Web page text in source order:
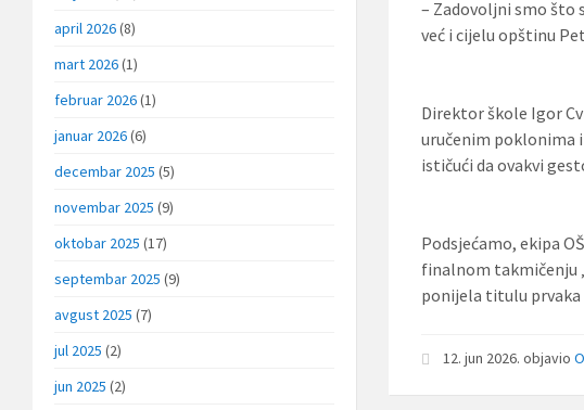
– Zadovoljni smo što
već i cijelu opštinu
Direktor škole Igor
uručenim poklonima
ističući da ovakvi
Podsjećamo, ekipa
finalnom takmičenju
ponijela titulu prvaka
12. jun 2026.objavio
april 2026(8)
mart 2026(1)
februar 2026(1)
januar 2026(6)
decembar 2025 (5)
novembar 2025 (9)
oktobar 2025 (17)
septembar 2025 (9)
avgust 2025 (7)
jul 2025 (2)
jun 2025 (2)